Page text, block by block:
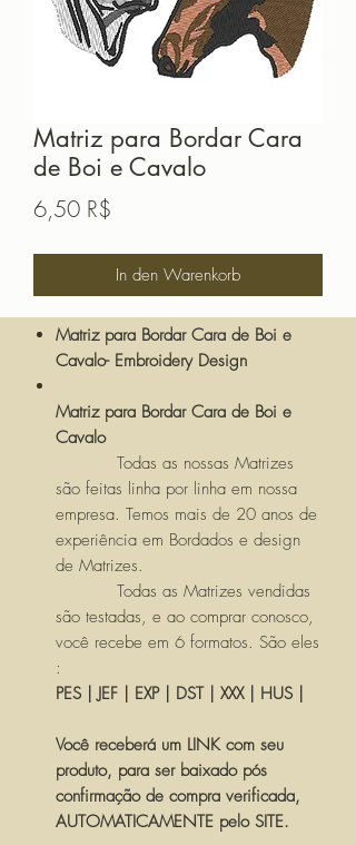
Matriz para Bordar Cara
de Boi e Cavalo
6,50 R$
In den Warenkorb
Matriz para Bordar Cara de Boi e
Cavalo- Embroidery Design
Matriz para Bordar Cara de Boi e
Cavalo
Todas as nossas Matrizes
são feitas linha por linha em nossa
empresa. Temos mais de 20 anos de
experiência em Bordados e design
de Matrizes.
Todas as Matrizes vendidas
são testadas, e ao comprar conosco,
você recebe em 6 formatos. São eles
:
PES | JEF | EXP | DST | XXX | HUS |
Você receberá um LINK com seu
produto, para ser baixado pós
confirmação de compra verificada,
AUTOMATICAMENTE pelo SITE.